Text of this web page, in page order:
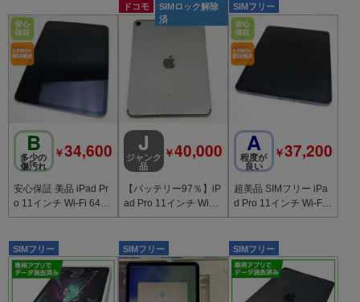
B
多少の
傷汚れ
￥34,600
安心保証 美品 iPad Pr
o 11インチ Wi-Fi 64G
B スペースグレイ 本体
ドコモ
SIMロック解除
済
J
ジャンク
品
￥40,000
【バッテリー97％】iP
ad Pro 11インチ WiFi
＋Cellular 64GB
SIMフリー
A
程度が
良い
￥37,200
超美品 SIMフリー iPa
d Pro 11インチ Wi-Fi
+セルラー 64GB スペ
SIMフリー SIMフリー SIMフリー